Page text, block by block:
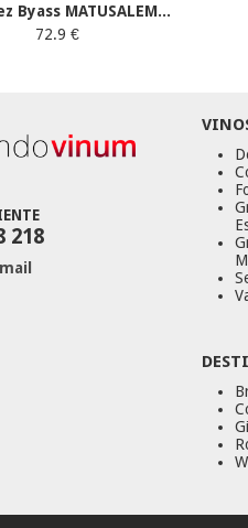
Byass MATUSALEM...
72.9 €
218